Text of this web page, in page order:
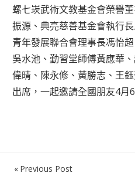
螺七崁武術文教基金會榮譽
振源、典亮慈善基金會執行
青年發展聯合會理事長馮怡
吳水池、勤習堂師傅黃應華
偉晴、陳永修、黃勝志、王
出席，一起邀請全國朋友4月
Previous Post